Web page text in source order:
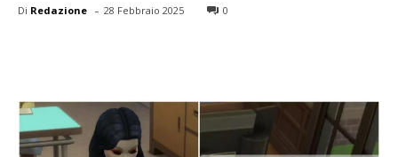
Di Redazione - 28 Febbraio 2025 0